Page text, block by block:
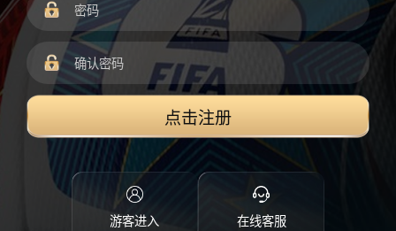
点击注册
游客进入 在线客服